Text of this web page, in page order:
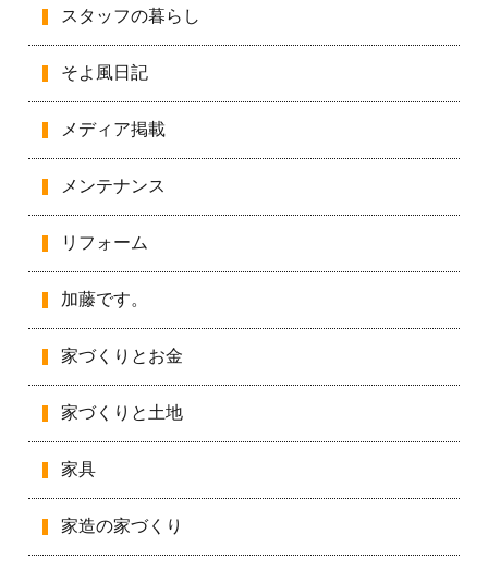
スタッフの暮らし
そよ風日記
メディア掲載
メンテナンス
リフォーム
加藤です。
家づくりとお金
家づくりと土地
家具
家造の家づくり